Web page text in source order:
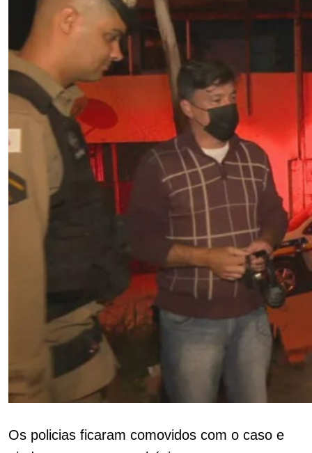
Os policias ficaram comovidos com o caso e